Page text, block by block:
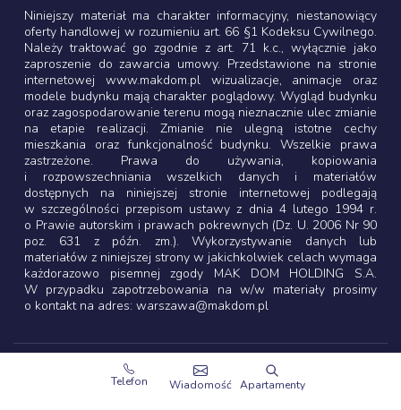
Telefon Wiadomość Apartamenty
Niniejszy materiał ma charakter informacyjny, niestanowiący
oferty handlowej w rozumieniu art. 66 §1 Kodeksu Cywilnego.
Należy traktować go zgodnie z art. 71 k.c., wyłącznie jako
zaproszenie do zawarcia umowy. Przedstawione na stronie
internetowej www.makdom.pl wizualizacje, animacje oraz
modele budynku mają charakter poglądowy. Wygląd budynku
oraz zagospodarowanie terenu mogą nieznacznie ulec zmianie
na etapie realizacji. Zmianie nie ulegną istotne cechy
mieszkania oraz funkcjonalność budynku. Wszelkie prawa
zastrzeżone. Prawa do używania, kopiowania
i rozpowszechniania wszelkich danych i materiałów
dostępnych na niniejszej stronie internetowej podlegają
w szczególności przepisom ustawy z dnia 4 lutego 1994 r.
o Prawie autorskim i prawach pokrewnych (Dz. U. 2006 Nr 90
poz. 631 z późn. zm.). Wykorzystywanie danych lub
materiałów z niniejszej strony w jakichkolwiek celach wymaga
każdorazowo pisemnej zgody MAK DOM HOLDING S.A.
W przypadku zapotrzebowania na w/w materiały prosimy
o kontakt na adres: warszawa@makdom.pl
Copyright 2003-2026
MAK DOM HOLDING S.A.
Wszystkie prawa zastrzeżone.